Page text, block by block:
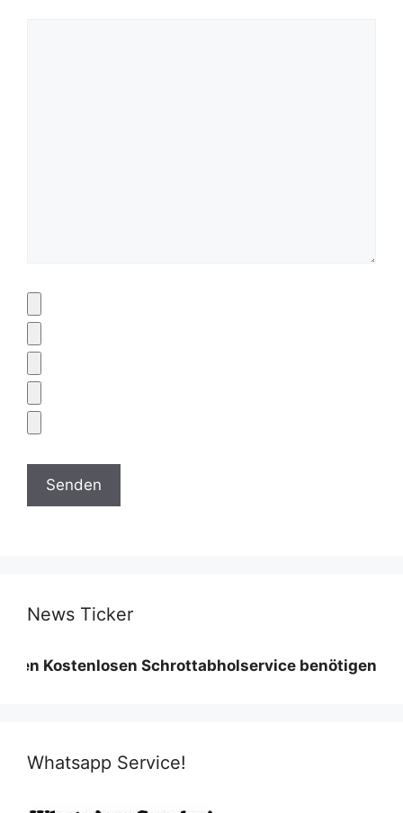
News Ticker
Schrottabholservice benötigen wir eine
Whatsapp Service!